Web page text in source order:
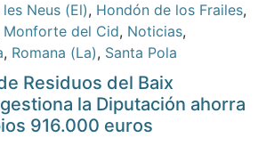
Neus (El), Hondón de los Frailes,
Monforte del Cid, Noticias,
, Romana (La), Santa Pola
Residuos del Baix
la Diputación ahorra
916.000 euros